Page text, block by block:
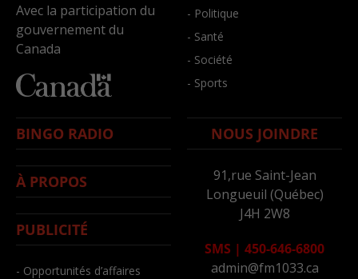
Avec la participation du
gouvernement du
Canada
- Politique
- Santé
- Société
- Sports
BINGO RADIO
À PROPOS
PUBLICITÉ
- Opportunités d’affaires
NOUS JOINDRE
91,rue Saint-Jean
Longueuil (Québec)
J4H 2W8
SMS | 450-646-6800
admin@fm1033.ca